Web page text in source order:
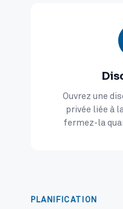
Ouvrez une
privée liée à
fermez-la
PLANIFICATION